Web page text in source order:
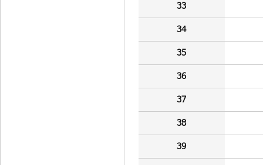
33
34
35
36
37
38
39